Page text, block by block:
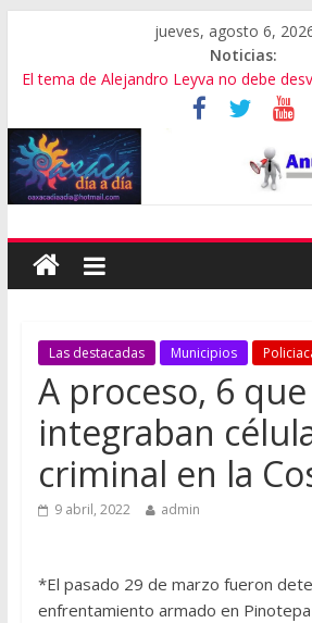
jueves, agosto 6,
Noticias:
El tema de Alejandro Leyva no debe
Promete SEGOB investigación a fondo
Leyva
Bajo amenazas, Secretario de Gobierno
predios
“Amenazamos, no dialogamos”
Las destacadas Municipios
A proceso, 6 que
integraban
criminal en la
9 abril, 2022 admin
*El pasado 29 de marzo fueron
enfrentamiento armado en